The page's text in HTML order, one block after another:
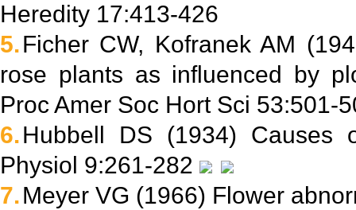
Heredity 17:413-426
5.Ficher CW, Kofranek AM
rose plants as influenced by
Proc Amer Soc Hort Sci 53:501-
6.Hubbell DS (1934)
Physiol 9:261-282
7.Meyer VG (1966) Flower